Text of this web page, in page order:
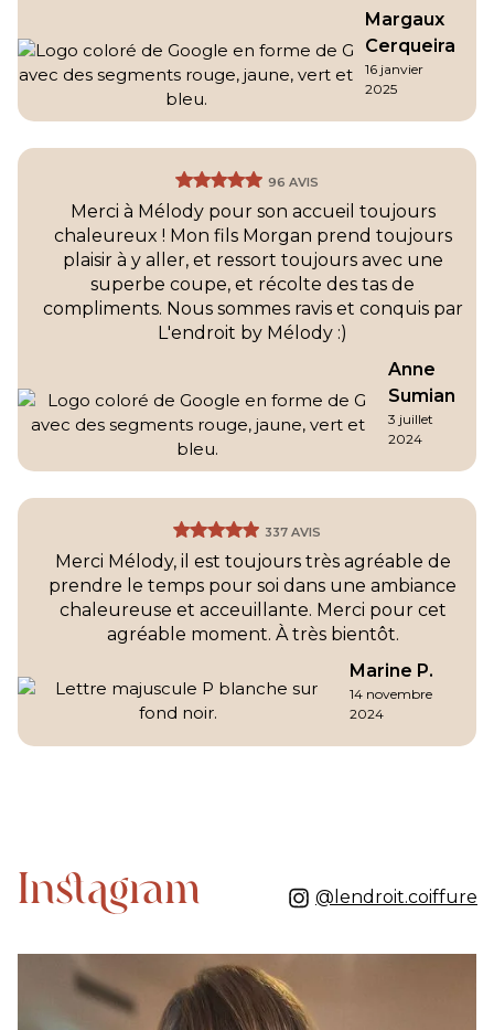
Margaux
Cerqueira
16 janvier
2025
96 AVIS
Merci à Mélody pour son accueil toujours
chaleureux ! Mon fils Morgan prend toujours
plaisir à y aller, et ressort toujours avec une
superbe coupe, et récolte des tas de
compliments. Nous sommes ravis et conquis par
L'endroit by Mélody :)
Anne
Sumian
3 juillet
2024
337 AVIS
Merci Mélody, il est toujours très agréable de
prendre le temps pour soi dans une ambiance
chaleureuse et acceuillante. Merci pour cet
agréable moment. À très bientôt.
Marine P.
14 novembre
2024
Instagram @lendroit.coiffure